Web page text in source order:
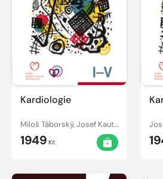
Kardiologie
Miloš Táborský, Josef Kautzner, Aleš Linhart
1949 Kč